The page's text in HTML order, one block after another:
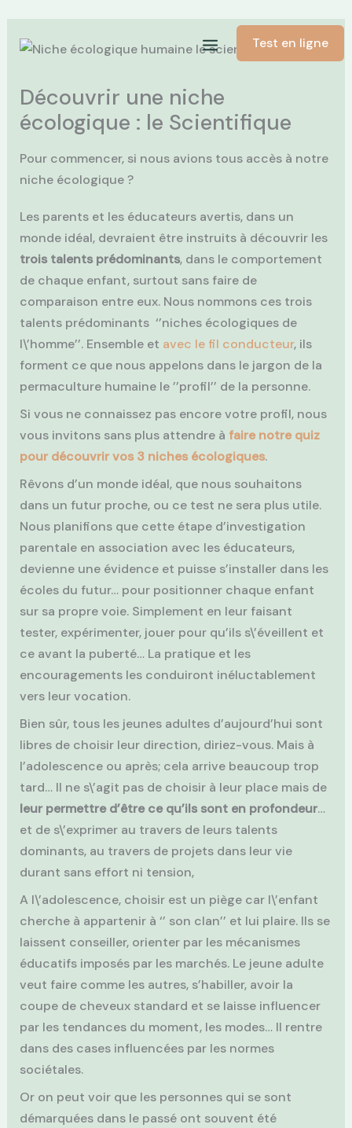
Test en ligne
Découvrir une niche
écologique : le Scientifique
Pour commencer, si nous avions tous accès à notre
niche écologique ?
Les parents et les éducateurs avertis, dans un
monde idéal, devraient être instruits à découvrir les
trois talents prédominants, dans le comportement
de chaque enfant, surtout sans faire de
comparaison entre eux. Nous nommons ces trois
talents prédominants ‘’niches écologiques de
l\’homme’’. Ensemble et avec le fil conducteur, ils
forment ce que nous appelons dans le jargon de la
permaculture humaine le ’’profil’’ de la personne.
Si vous ne connaissez pas encore votre profil, nous
vous invitons sans plus attendre à faire notre quiz
pour découvrir vos 3 niches écologiques.
Rêvons d’un monde idéal, que nous souhaitons
dans un futur proche, ou ce test ne sera plus utile.
Nous planifions que cette étape d’investigation
parentale en association avec les éducateurs,
devienne une évidence et puisse s’installer dans les
écoles du futur… pour positionner chaque enfant
sur sa propre voie. Simplement en leur faisant
tester, expérimenter, jouer pour qu’ils s\’éveillent et
ce avant la puberté… La pratique et les
encouragements les conduiront inéluctablement
vers leur vocation.
Bien sûr, tous les jeunes adultes d’aujourd’hui sont
libres de choisir leur direction, diriez-vous. Mais à
l’adolescence ou après; cela arrive beaucoup trop
tard… Il ne s\’agit pas de choisir à leur place mais de
leur permettre d’être ce qu’ils sont en profondeur…
et de s\’exprimer au travers de leurs talents
dominants, au travers de projets dans leur vie
durant sans effort ni tension,
A l\’adolescence, choisir est un piège car l\’enfant
cherche à appartenir à ‘’ son clan’’ et lui plaire. Ils se
laissent conseiller, orienter par les mécanismes
éducatifs imposés par les marchés. Le jeune adulte
veut faire comme les autres, s’habiller, avoir la
coupe de cheveux standard et se laisse influencer
par les tendances du moment, les modes… Il rentre
dans des cases influencées par les normes
sociétales.
Or on peut voir que les personnes qui se sont
démarquées dans le passé ont souvent été